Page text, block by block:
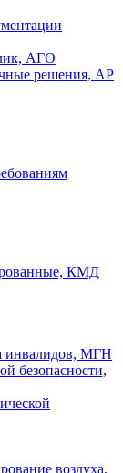
АГО
решения, АР
КМД
инвалидов, МГН
безопасности,
воздуха,